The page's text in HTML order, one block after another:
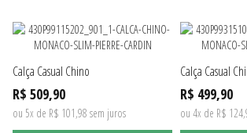
Calça Casual Chino
R$ 509,90
ou 5x de R$ 101,98 sem juros
Calça Casual
R$ 499,90
ou 4x de R$